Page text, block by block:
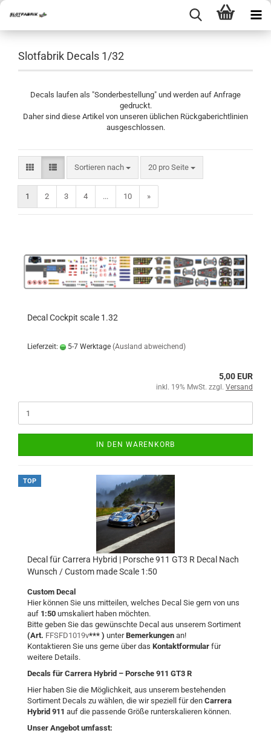
Slotfabrik Decals 1/32
Decals laufen als "Sonderbestellung" und werden auf Anfrage
gedruckt.
Daher sind diese Artikel von unseren üblichen Rückgaberichtlinien
ausgeschlossen.
Sortieren nach
Sortieren nach 20 pro Seite
pro Seite
1 2 3 4 ... 10 »
Decal Cockpit scale 1.32
Lieferzeit: 5-7 Werktage (Ausland abweichend)
5,00 EUR
inkl. 19% MwSt. zzgl. Versand
IN DEN WARENKORB
TOP
Decal für Carrera Hybrid | Porsche 911 GT3 R Decal Nach
Wunsch / Custom made Scale 1:50
Custom Decal
Hier können Sie uns mitteilen, welches Decal Sie gern von uns
auf 1:50 umskaliert haben möchten.
Bitte geben Sie das gewünschte Decal aus unserem Sortiment
(Art. FFSFD1019v*** ) unterBemerkungen an!
Kontaktieren Sie uns gerne über das Kontaktformular für
weitere Details.
Decals für Carrera Hybrid – Porsche 911 GT3 R
Hier haben Sie die Möglichkeit, aus unserem bestehenden
Sortiment Decals zu wählen, die wir speziell für den Carrera
Hybrid 911 auf die passende Größe runterskalieren können.
Unser Angebot umfasst: